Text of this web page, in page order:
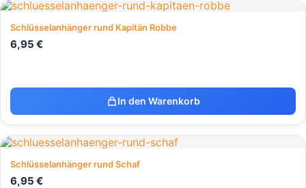
Schlüsselanhänger rund Kapitän Robbe
6,95 €
In den Warenkorb
Schlüsselanhänger rund Schaf
6,95 €